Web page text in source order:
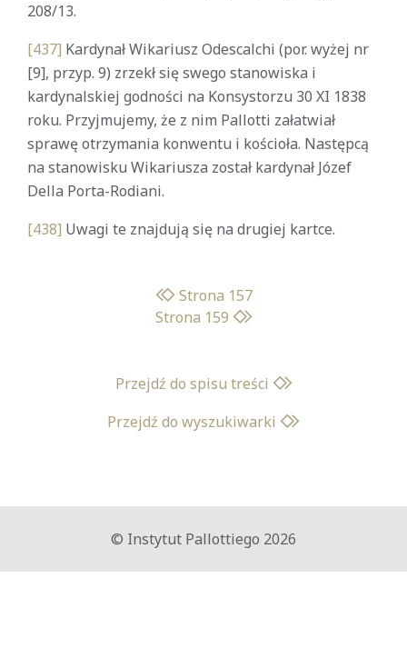
208/13.
[437] Kardynał Wikariusz Odescalchi (por. wyżej nr
[9], przyp. 9) zrzekł się swego stanowiska i
kardynalskiej godności na Konsystorzu 30 XI 1838
roku. Przyjmujemy, że z nim Pallotti załatwiał
sprawę otrzymania konwentu i kościoła. Następcą
na stanowisku Wikariusza został kardynał Józef
Della Porta-Rodiani.
[438] Uwagi te znajdują się na drugiej kartce.
Strona 157
Strona 159
Przejdź do spisu treści
Przejdź do wyszukiwarki
© Instytut Pallottiego 2026